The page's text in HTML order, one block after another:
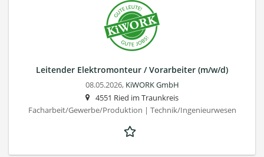
Leitender Elektro­monteur / Vorarbeiter (m/w/d)
08.05.2026, KiWORK GmbH
4551 Ried im Traunkreis
Facharbeit/Gewerbe/Produktion | Technik/Ingenieurwesen